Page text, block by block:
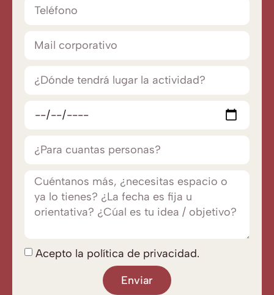
Acepto la política de privacidad.
Enviar